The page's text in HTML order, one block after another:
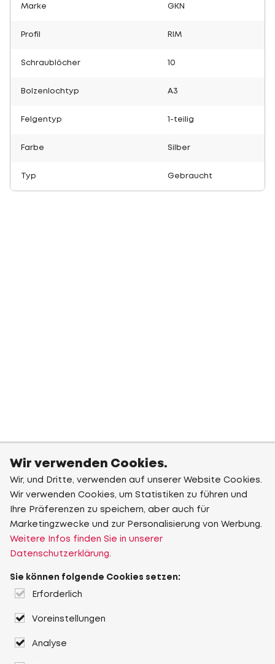
Marke GKN
Profil RIM
Schraublöcher 10
Bolzenlochtyp A3
Felgentyp 1-teilig
Farbe Silber
Typ Gebraucht
Wir verwenden Cookies.
Wir, und Dritte, verwenden auf unserer Website Cookies.
Wir verwenden Cookies, um Statistiken zu führen und
Ihre Präferenzen zu speichern, aber auch für
Marketingzwecke und zur Personalisierung von Werbung.
Weitere Infos finden Sie in unserer
Datenschutzerklärung.
Sie können folgende Cookies setzen:
Erforderlich
Voreinstellungen
Analyse